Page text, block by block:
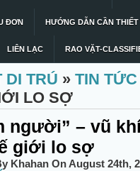
ĐƠN HƯỚNG DẪN CẦN THIẾT
LIÊN LẠC RAO VẶT-
DI TRÚ » TIN
LO SỢ
người” – vũ
giới lo sợ
Khahan On August 24th,